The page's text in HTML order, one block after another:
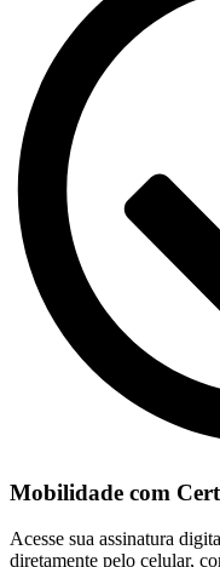
Mobilidade com
Acesse sua assinatura
diretamente pelo celular,